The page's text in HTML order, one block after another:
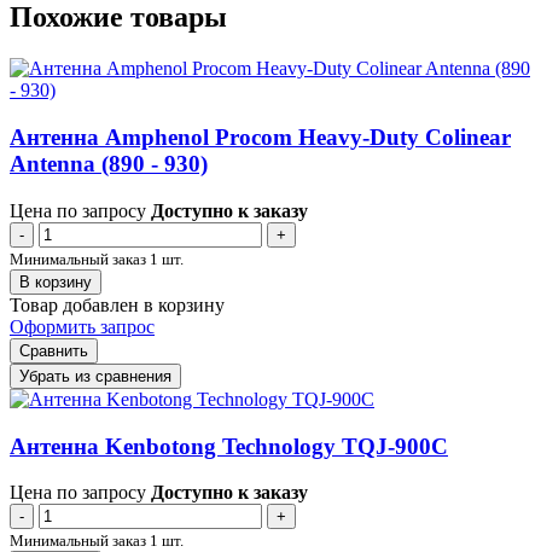
Похожие товары
Антенна Amphenol Procom Heavy-Duty Colinear
Antenna (890 - 930)
Цена по запросу Доступно к заказу
-
+
Минимальный заказ 1 шт.
В корзину
Товар добавлен в корзину
Оформить запрос
Сравнить
Убрать из сравнения
Антенна Kenbotong Technology TQJ-900C
Цена по запросу Доступно к заказу
-
+
Минимальный заказ 1 шт.